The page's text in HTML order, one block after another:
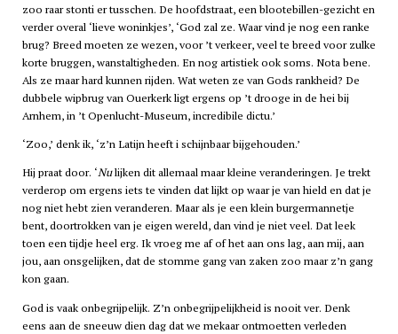
zoo raar stonti er tusschen. De hoofdstraat, een blootebillen-gezicht en
verder overal ‘lieve woninkjes’, ‘God zal ze. Waar vind je nog een ranke
brug? Breed moeten ze wezen, voor ’t verkeer, veel te breed voor zulke
korte bruggen, wanstaltigheden. En nog artistiek ook soms. Nota bene.
Als ze maar hard kunnen rijden. Wat weten ze van Gods rankheid? De
dubbele wipbrug van Ouerkerk ligt ergens op ’t drooge in de hei bij
Arnhem, in ’t Openlucht-Museum, incredibile dictu.’
‘Zoo,’ denk ik, ‘z’n Latijn heeft i schijnbaar bijgehouden.’
Hij praat door. ‘Nulijken dit allemaal maar kleine veranderingen. Je trekt
verderop om ergens iets te vinden dat lijkt op waar je van hield en dat je
nog niet hebt zien veranderen. Maar als je een klein burgermannetje
bent, doortrokken van je eigen wereld, dan vind je niet veel. Dat leek
toen een tijdje heel erg. Ik vroeg me af of het aan ons lag, aan mij, aan
jou, aan onsgelijken, dat de stomme gang van zaken zoo maar z’n gang
kon gaan.
God is vaak onbegrijpelijk. Z’n onbegrijpelijkheid is nooit ver. Denk
eens aan de sneeuw dien dag dat we mekaar ontmoetten verleden